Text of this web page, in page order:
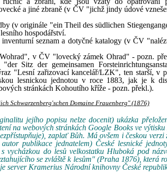
a jiné zbraně (v ČV "jichž jindy údové
(v originále "ein Theil des südlichen
hospodářství.
seznam a dotyčné katalogy (v ČV
v ČV "lovecký zámek Ohrad" - pozn.
Sitz der gemeinsamen
"Lesní zařizovací kancelář/LZK", ten starší, v
lesnickou jednotou v roce 1883, jak je k
stránkách Kohoutího kříže - pozn. překl.).
Schwarzenberg'schen Domaine Frauenberg" (1876)
jejího popisu nelze docenit) ukázka
na webových stránkách Google Books ve
zaplať Bůh. Má ovšem i českou verzi
publikace jednatelem) České lesnické
vycházkou do lesů velkostatku Hluboká pod
se zvláště k lesům" (Praha 1876), která
server Kramerius Národní knihovny České